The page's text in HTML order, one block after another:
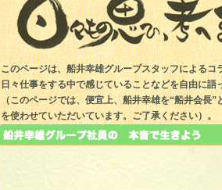
このページは、船井幸雄グループスタッフによるコ
日々仕事をする中で感じていることなどを自由に語
（このページでは、便宜上、船井幸雄を“船井会長”
を使わせていただいています。ご了承ください）。